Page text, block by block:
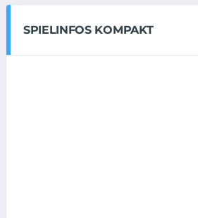
SPIELINFOS KOMPAKT